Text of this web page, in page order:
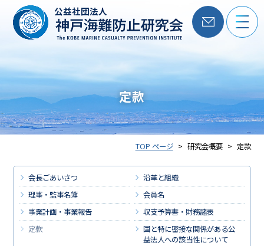
公益社団法人
定款
TOP ページ 研究会概要 定款
会長ごあいさつ
沿革と組織
理事・監事名簿
会員名
事業計画・事業報告
収支予算書・財務諸表
定款
国と特に密接な関係がある公
益法人への該当性について